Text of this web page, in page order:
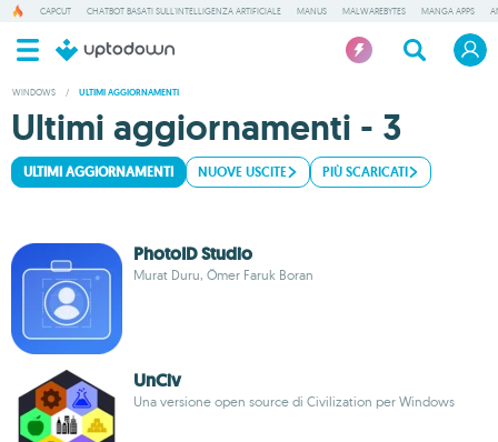
CAPCUT CHATBOT BASATI SULL'INTELLIGENZA ARTIFICIALE MANUS MALWAREBYTES MANGA APPS
WINDOWS / ULTIMI AGGIORNAMENTI
Ultimi aggiornamenti - 3
ULTIMI AGGIORNAMENTI NUOVE USCITE PIÙ SCARICATI
PhotoID Studio
Murat Duru, Ömer Faruk Boran
UnCiv
Una versione open source di Civilization per Windows